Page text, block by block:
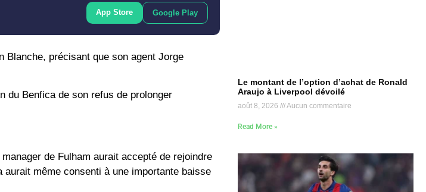
App Store Google Play
Blanche, précisant que son agent Jorge
du Benfica de son refus de prolonger
manager de Fulham aurait accepté de rejoindre
même consenti à une importante baisse
Le montant de l’option d’achat de Ronald
Araujo à Liverpool dévoilé
août 8, 2026 Aucun commentaire
Read More »